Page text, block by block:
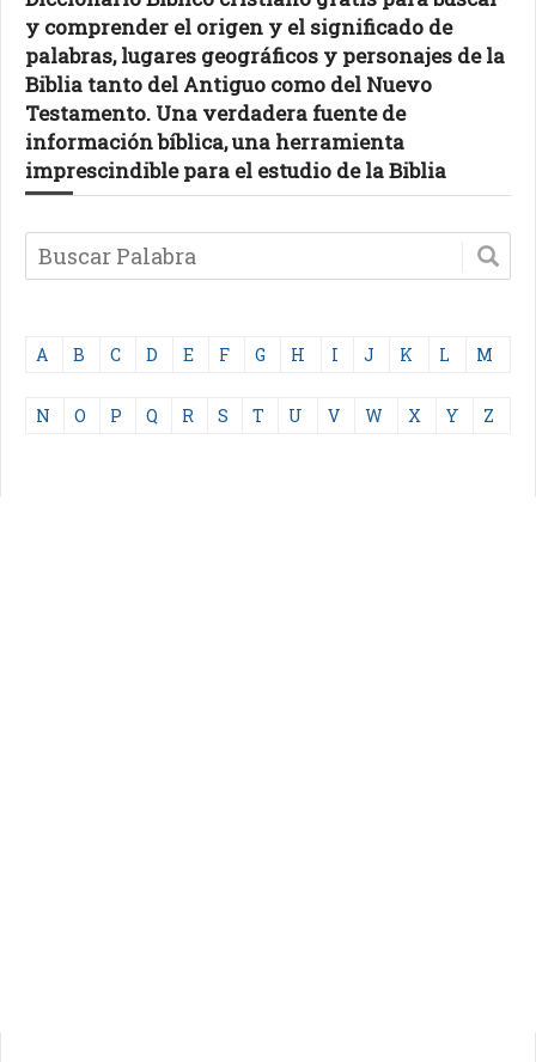
y comprender el origen y el significado de
palabras, lugares geográficos y personajes de la
Biblia tanto del Antiguo como del Nuevo
Testamento. Una verdadera fuente de
información bíblica, una herramienta
imprescindible para el estudio de la Biblia
A B C D E F G H I J K L M
N O P Q R S T U V W X Y Z